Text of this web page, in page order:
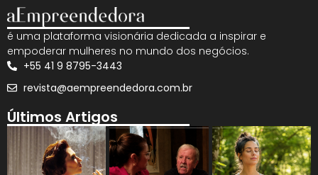
é uma plataforma visionária dedicada a inspirar e
empoderar mulheres no mundo dos negócios.
+55 41 9 8795-3443
revista@aempreendedora.com.br
Últimos Artigos